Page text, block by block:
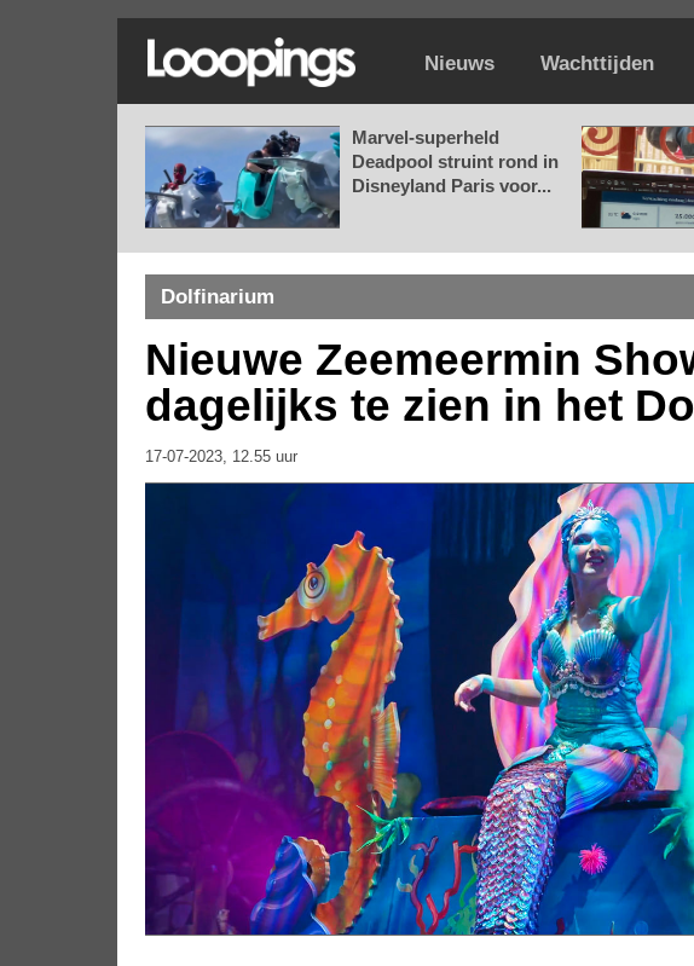
Nieuws Wachttijden
Marvel-superheld
Deadpool struint rond in
Disneyland Paris voor...
Dolfinarium
Nieuwe Zeemeermin
dagelijks te zien in het
17-07-2023, 12.55 uur